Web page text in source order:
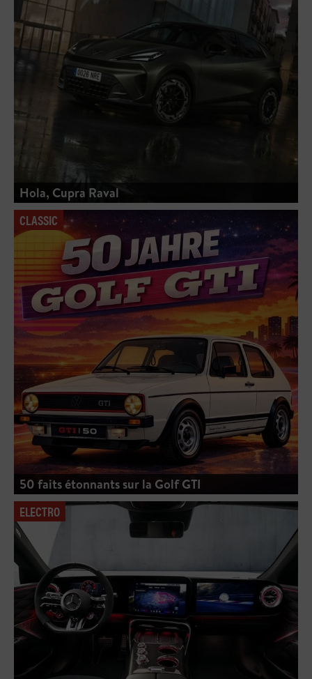
Hola, Cupra Raval
CLASSIC
50 faits étonnants sur la Golf GTI
ELECTRO